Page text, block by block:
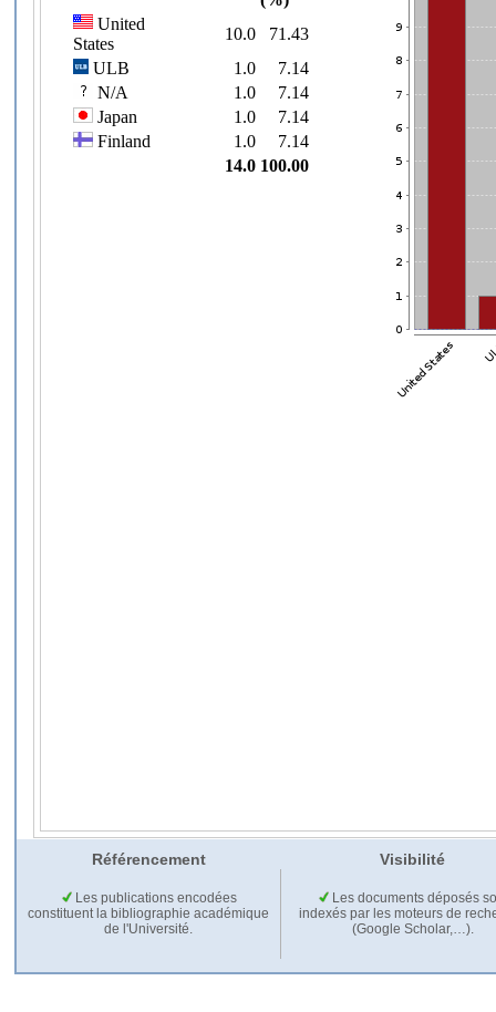
Référencement Visibilité
Les publications encodées
constituent la bibliographie académique
de l'Université.
Les documents déposés
indexés par les moteurs de
(Google Scholar,…).